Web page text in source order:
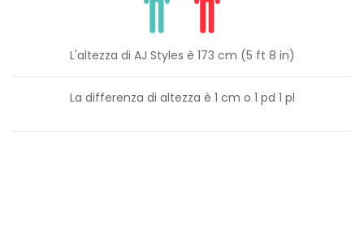
L'altezza di AJ Styles è 173 cm (5 ft 8 in)
La differenza di altezza è 1 cm o 1 pd 1 pl